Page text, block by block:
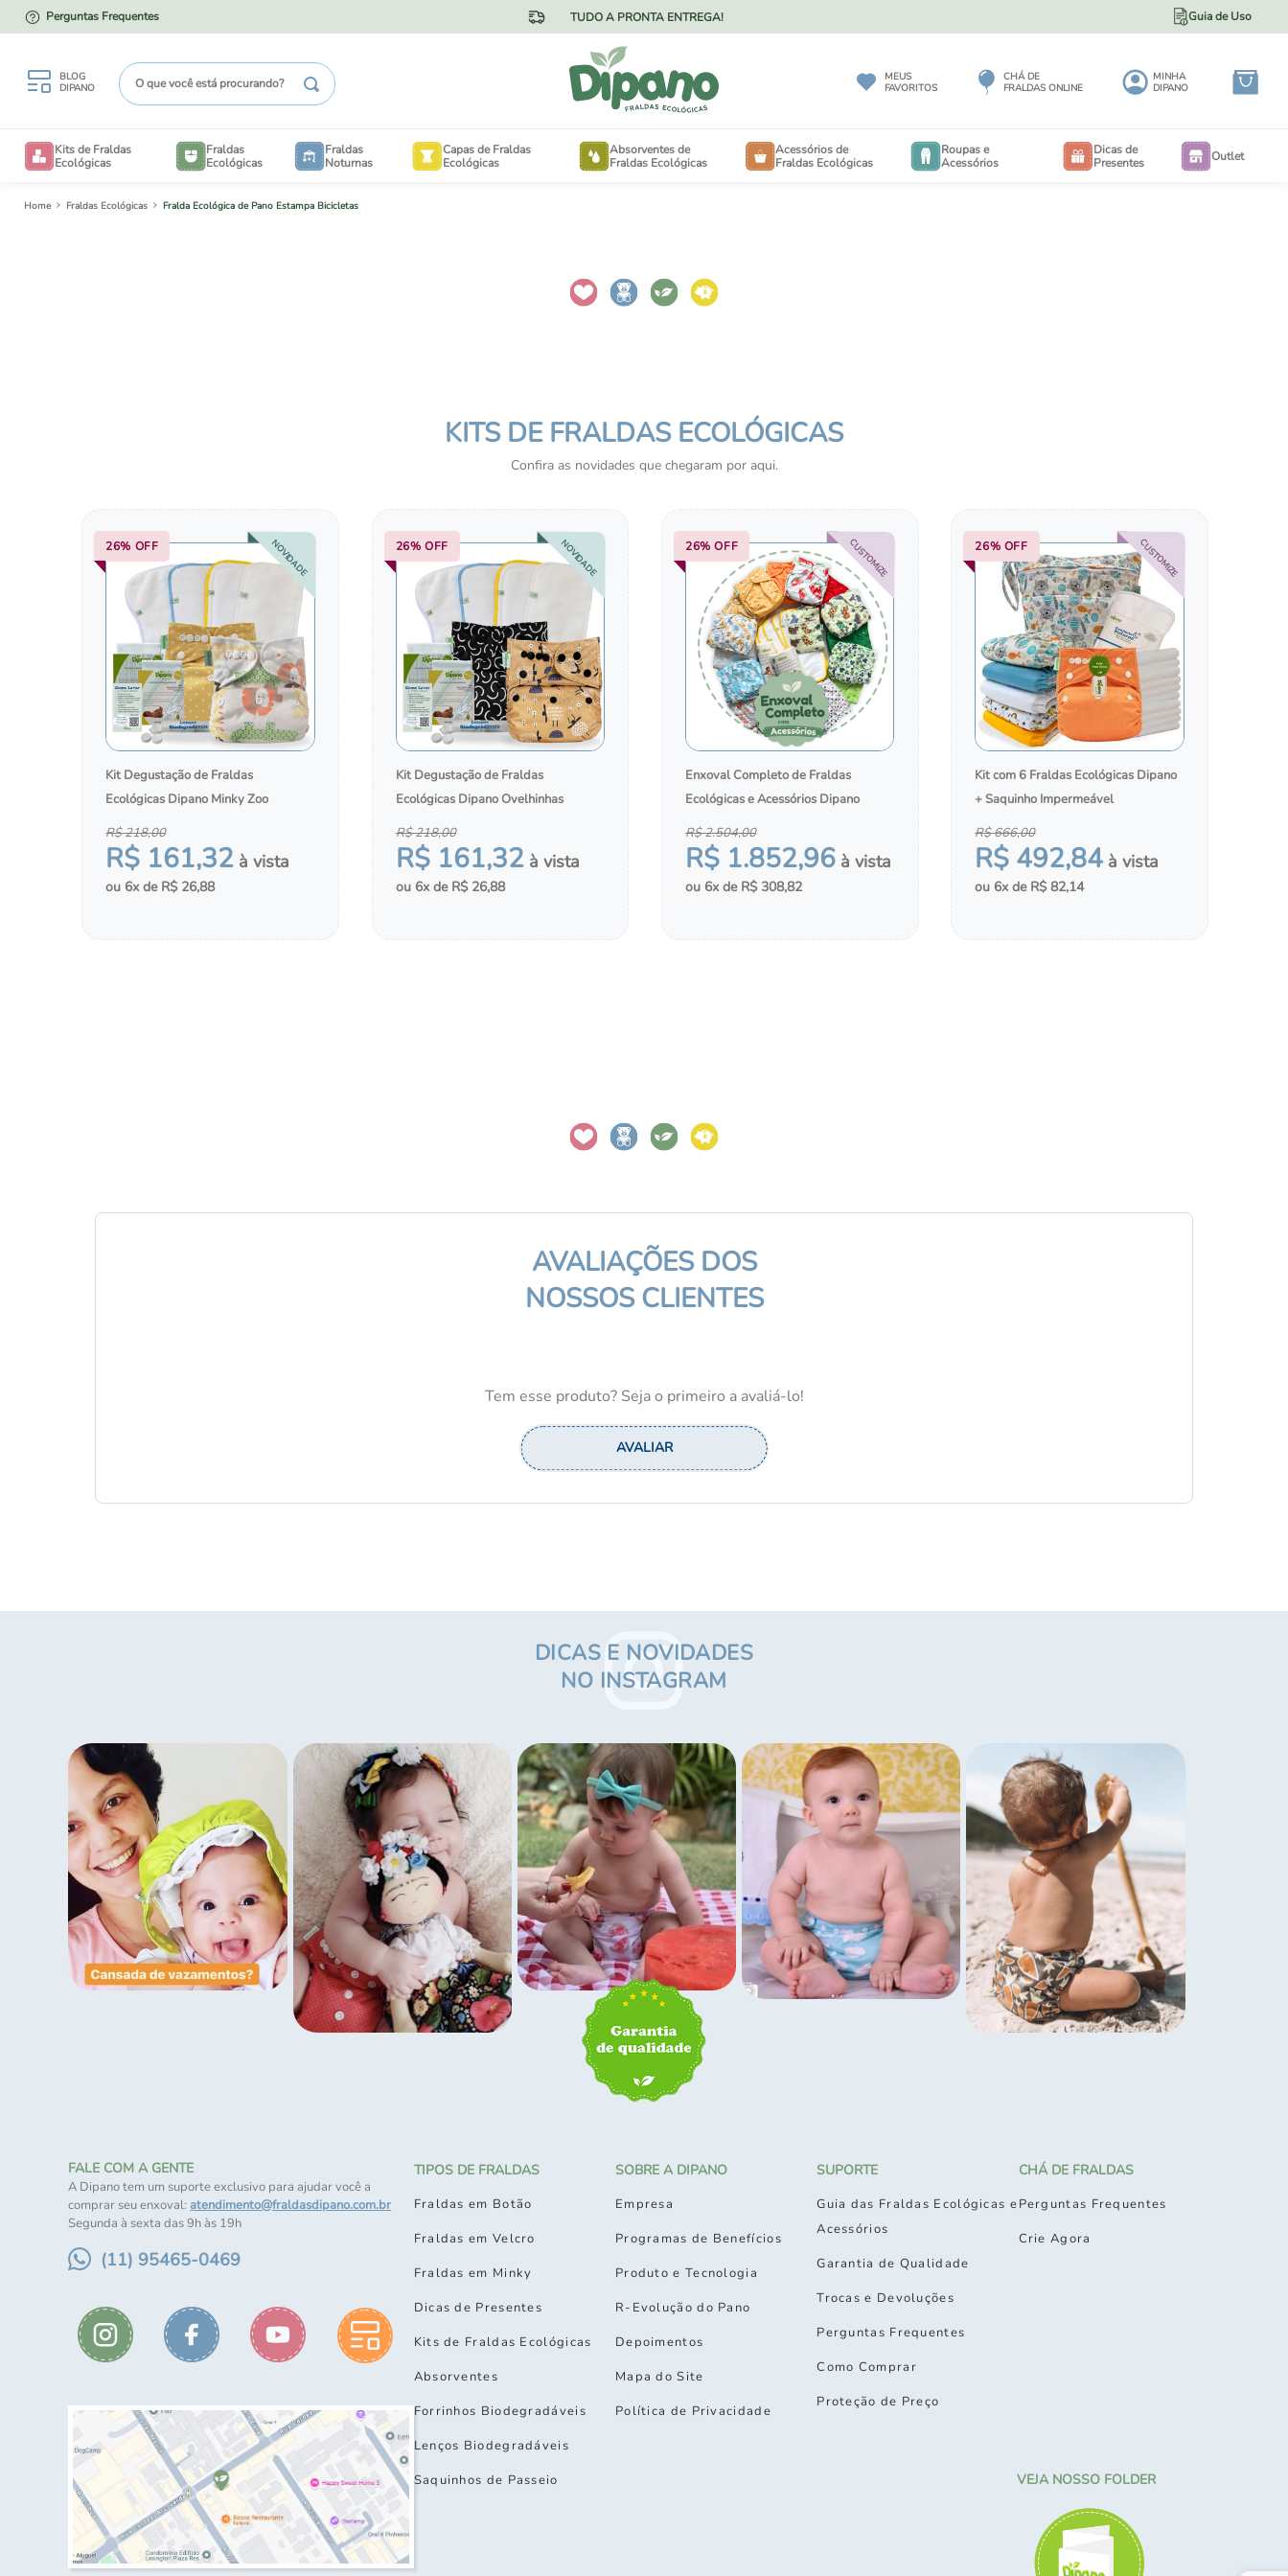
Perguntas FrequentesPARCELE EM ATÉ 12X NO CARTÃO TUDO A PRONTA ENTREGA! Guia de Uso
BLOG
DIPANO
O que você está procurando?
MEUS
FAVORITOS
CHÁ DE
FRALDAS ONLINE
MINHA
DIPANO
Kits de Fraldas
Ecológicas
Fraldas
Ecológicas
Fraldas
Noturnas
Capas de Fraldas
Ecológicas
Absorventes de
Fraldas Ecológicas
Acessórios de
Fraldas Ecológicas
HIGIENE E CUIDADOS COM A
Roupas e
Acessórios
Dicas de
Presentes
Outlet
Ganhe 5% OFF
exclusivos e novidades antes de todo mundo.
Preencha seus dados e libere seu desconto para a
primeira compra.
Telefone
ENVIAR
Fraldas Ecológicas Fralda Ecológica de Pano Estampa Bicicletas
KITS DE FRALDAS ECOLÓGICAS
Confira as novidades que chegaram por aqui.
26% OFF NOVIDADE
Kit Degustação de Fraldas
Ecológicas Dipano Minky Zoo
R$ 161,32
R$218,00
6 R$ 26,88
26% OFF NOVIDADE
Kit Degustação de Fraldas
Ecológicas Dipano Ovelhinhas
R$ 161,32
R$218,00
6 R$ 26,88
26% OFF CUSTOMIZE
Enxoval Completo de Fraldas
Ecológicas e Acessórios Dipano
R$ 1.852,96
R$2.504,00
6 R$ 308,82
26% OFF CUSTOMIZE
Kit com 6 Fraldas Ecológicas Dipano
+ Saquinho Impermeável
R$ 492,84
R$666,00
6 R$ 82,14
AVALIAÇÕES DOS
NOSSOS CLIENTES
Tem esse produto? Seja o primeiro a avaliá-lo!
DICAS E NOVIDADES
NO INSTAGRAM
FALE COM A GENTE
A Dipano tem um suporte exclusivo para ajudar você a
comprar seu enxoval:atendimento@fraldasdipano.com.br
Segunda à sexta das 9h às 19h
(11) 95465-0469
TIPOS DE FRALDAS
Fraldas em Botão
Fraldas em Velcro
Fraldas em Minky
Dicas de Presentes
Kits de Fraldas Ecológicas
Absorventes
Forrinhos Biodegradáveis
Lenços Biodegradáveis
Saquinhos de Passeio
SOBRE A DIPANO
Empresa
Programas de Benefícios
Produto e Tecnologia
R-Evolução do Pano
Depoimentos
Mapa do Site
Política de Privacidade
SUPORTE
Guia das Fraldas Ecológicas e
Acessórios
Garantia de Qualidade
Trocas e Devoluções
Perguntas Frequentes
Como Comprar
Proteção de Preço
CHÁ DE FRALDAS
Perguntas Frequentes
Crie Agora
VEJA NOSSO FOLDER
1º
kit degustação